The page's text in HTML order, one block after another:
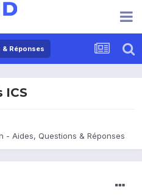
Réponses
ICS
- Aides, Questions & Réponses